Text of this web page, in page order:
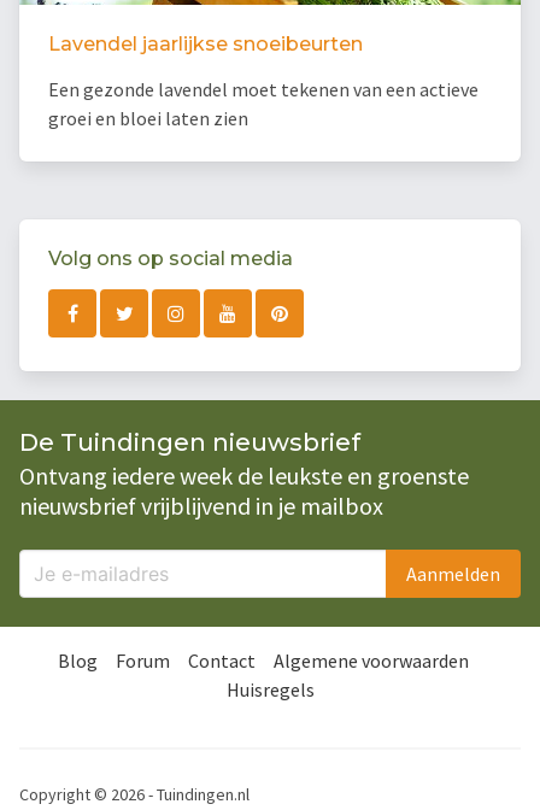
Lavendel jaarlijkse snoeibeurten
Een gezonde lavendel moet tekenen van een actieve
groei en bloei laten zien
Volg ons op social media
De Tuindingen nieuwsbrief
Ontvang iedere week de leukste en groenste
nieuwsbrief vrijblijvend in je mailbox
Aanmelden
Blog Forum Contact
Algemene voorwaarden
Huisregels
Copyright © 2026 - Tuindingen.nl